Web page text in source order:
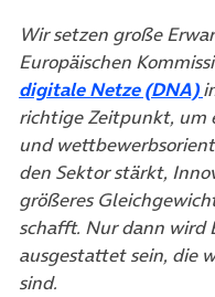
Wir setzen große
Europäischen
digitale Netze (DNA)
richtige Zeitpunkt, um
und
den Sektor stärkt,
größeres
schafft. Nur dann wird
ausgestattet sein, die
sind.